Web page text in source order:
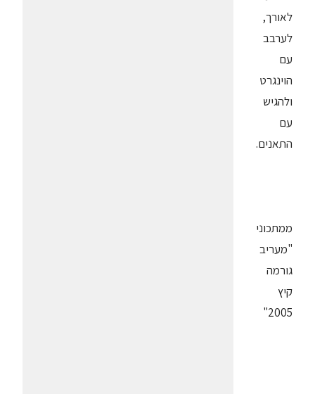
לאורך,
לערבב
עם
הוינגרט
ולהגיש
עם
התאנים.
ממתכוני
"מעריב
גורמה
קיץ
2005"